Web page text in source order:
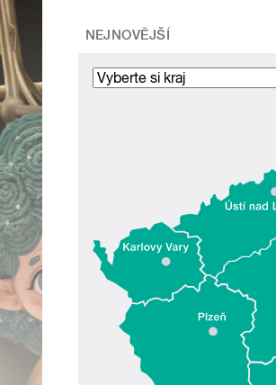
NEJNOVĚJŠÍ